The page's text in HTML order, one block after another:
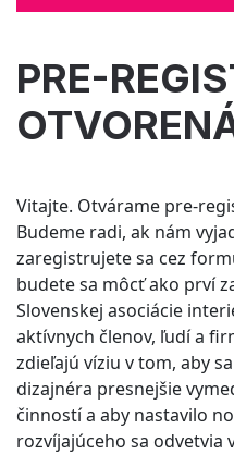
PRE-
Vitajte. Otvárame pre-
Budeme radi, ak nám
zaregistrujete sa cez
budete sa môcť ako prví
Slovenskej asociácie
aktívnych členov, ľudí a
zdieľajú víziu v tom, aby
dizajnéra presnejšie
činností a aby nastavilo
rozvíjajúceho sa odvetvia